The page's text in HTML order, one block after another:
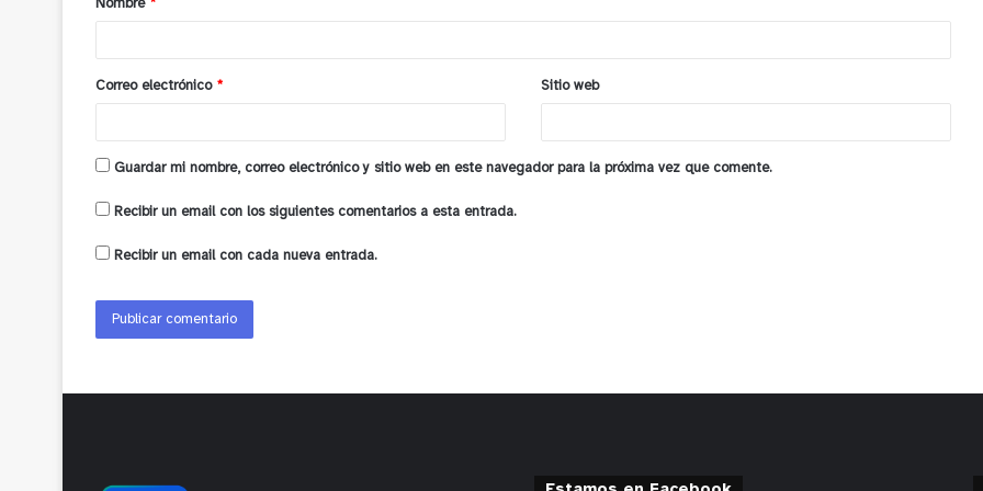
r
*
Nombre *
Correo electrónico * Sitio web
Guardar mi nombre, correo electrónico y sitio web en este navegador para la próxima vez que comente.
Recibir un email con los siguientes comentarios a esta entrada.
Recibir un email con cada nueva entrada.